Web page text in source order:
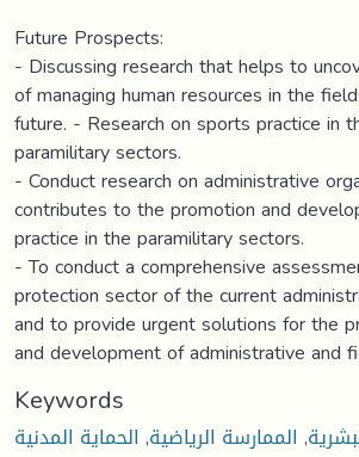
Future Prospects:
- Discussing research that helps to
of managing human resources in the
future. - Research on sports practice in
paramilitary sectors.
- Conduct research on administrative
contributes to the promotion and
practice in the paramilitary sectors.
- To conduct a comprehensive
protection sector of the current
and to provide urgent solutions for the
and development of administrative and
Keywords
, الممارسة الرياضية, الحماية المدنية